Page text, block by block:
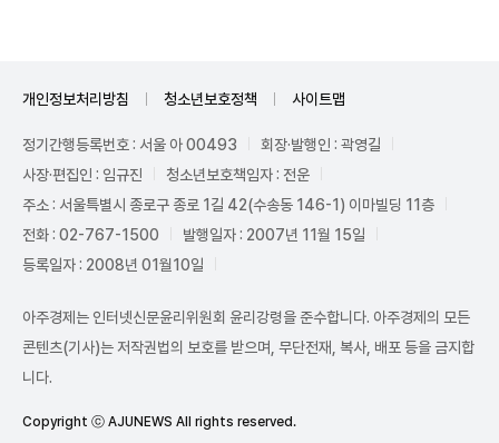
개인정보처리방침 청소년보호정책 사이트맵
정기간행등록번호 : 서울 아 00493
회장·발행인 : 곽영길
사장·편집인 : 임규진
청소년보호책임자 : 전운
주소 : 서울특별시 종로구 종로 1길 42(수송동 146-1) 이마빌딩 11층
전화 : 02-767-1500
발행일자 : 2007년 11월 15일
등록일자 : 2008년 01월10일
아주경제는 인터넷신문윤리위원회 윤리강령을 준수합니다. 아주경제의 모든
콘텐츠(기사)는 저작권법의 보호를 받으며, 무단전재, 복사, 배포 등을 금지합
니다.
Copyright ⓒ AJUNEWS All rights reserved.